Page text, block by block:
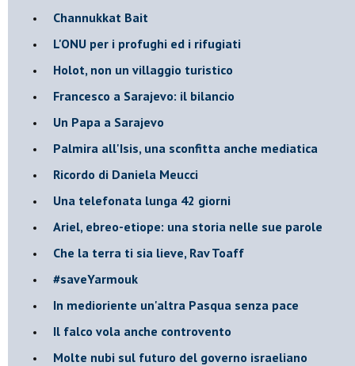
Channukkat Bait
L'ONU per i profughi ed i rifugiati
Holot, non un villaggio turistico
Francesco a Sarajevo: il bilancio
Un Papa a Sarajevo
Palmira all'Isis, una sconfitta anche mediatica
Ricordo di Daniela Meucci
​Una telefonata lunga 42 giorni
​Ariel, ebreo-etiope: una storia nelle sue parole
Che la terra ti sia lieve, Rav Toaff
​#saveYarmouk
​In medioriente un'altra Pasqua senza pace
​Il falco vola anche controvento
Molte nubi sul futuro del governo israeliano